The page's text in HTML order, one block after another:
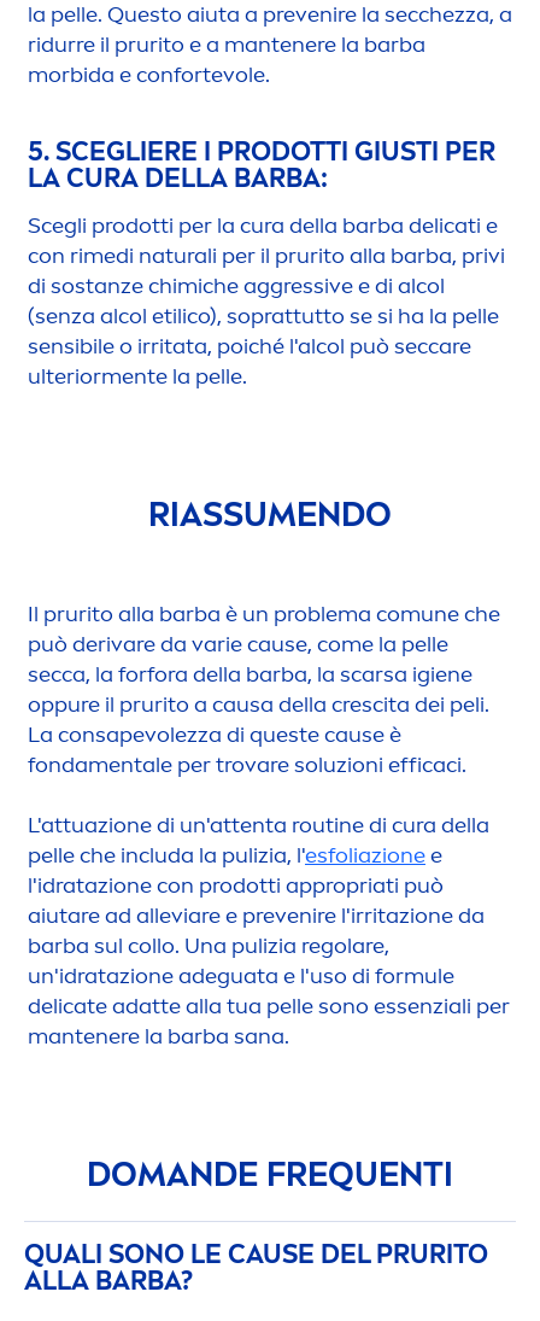
la pelle. Questo aiuta a prevenire la secchezza, a
ridurre il prurito e a mantenere la barba
morbida e confortevole.
5. SCEGLIERE I PRODOTTI GIUSTI PER
LA CURA DELLA BARBA:
Scegli prodotti per la cura della barba delicati e
con rimedi naturali per il prurito alla barba, privi
di sostanze chimiche aggressive e di alcol
(senza alcol etilico), soprattutto se si ha la pelle
sensibile o irritata, poiché l'alcol può seccare
ulteriormente la pelle.
RIASSUMENDO
Il prurito alla barba è un problema comune che
può derivare da varie cause, come la pelle
secca, la forfora della barba, la scarsa igiene
oppure il prurito a causa della crescita dei peli.
La consapevolezza di queste cause è
fondamentale per trovare soluzioni efficaci.
L'attuazione di un'attenta routine di cura della
pelle che includa la pulizia, l'esfoliazionee
l'idratazione con prodotti appropriati può
aiutare ad alleviare e prevenire l'irritazione da
barba sul collo. Una pulizia regolare,
un'idratazione adeguata e l'uso di formule
delicate adatte alla tua pelle sono essenziali per
mantenere la barba sana.
DOMANDE FREQUENTI
QUALI SONO LE CAUSE DEL PRURITO
ALLA BARBA?